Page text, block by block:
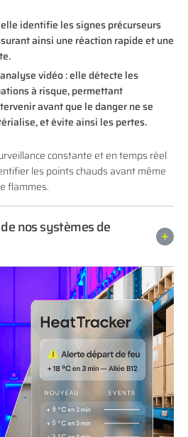
identifie les signes précurseurs
ainsi une réaction rapide et une
vidéo : elle détecte les
à risque, permettant
avant que le danger ne se
et évite ainsi les pertes.
constante et en temps réel
les points chauds avant même
flammes.
nos systèmes de